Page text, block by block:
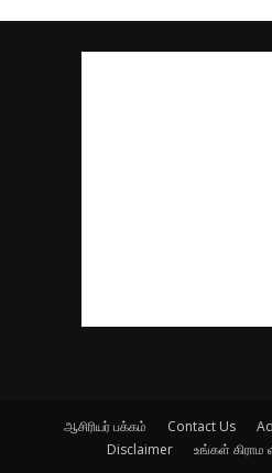
ஆசிரியர் பக்கம் Contact Us
Disclaimer
உங்கள் கிராம